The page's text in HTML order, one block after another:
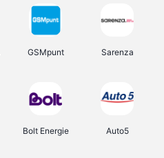
GSMpunt Sarenza
Bolt Energie Auto5